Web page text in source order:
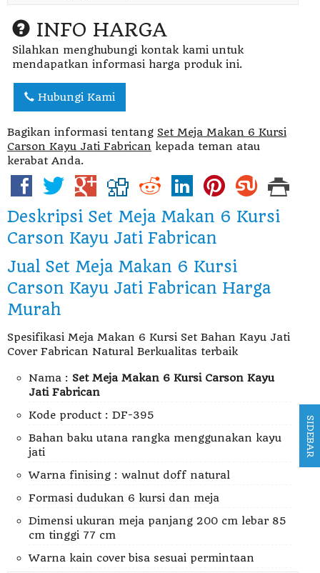
INFO HARGA
Silahkan menghubungi kontak kami untuk
mendapatkan informasi harga produk ini.
Hubungi Kami
Bagikan informasi tentang Set Meja Makan 6 Kursi
Carson Kayu Jati Fabrican kepada teman atau
kerabat Anda.
Deskripsi Set Meja Makan 6 Kursi
Carson Kayu Jati Fabrican
Jual Set Meja Makan 6 Kursi
Carson Kayu Jati Fabrican Harga
Murah
Spesifikasi Meja Makan 6 Kursi Set Bahan Kayu Jati
Cover Fabrican Natural Berkualitas terbaik
Nama : Set Meja Makan 6 Kursi Carson Kayu
Jati Fabrican
Kode product : DF-395
Bahan baku utana rangka menggunakan kayu
jati
Warna finising : walnut doff natural
Formasi dudukan 6 kursi dan meja
Dimensi ukuran meja panjang 200 cm lebar 85
cm tinggi 77 cm
Warna kain cover bisa sesuai permintaan
SIDEBAR